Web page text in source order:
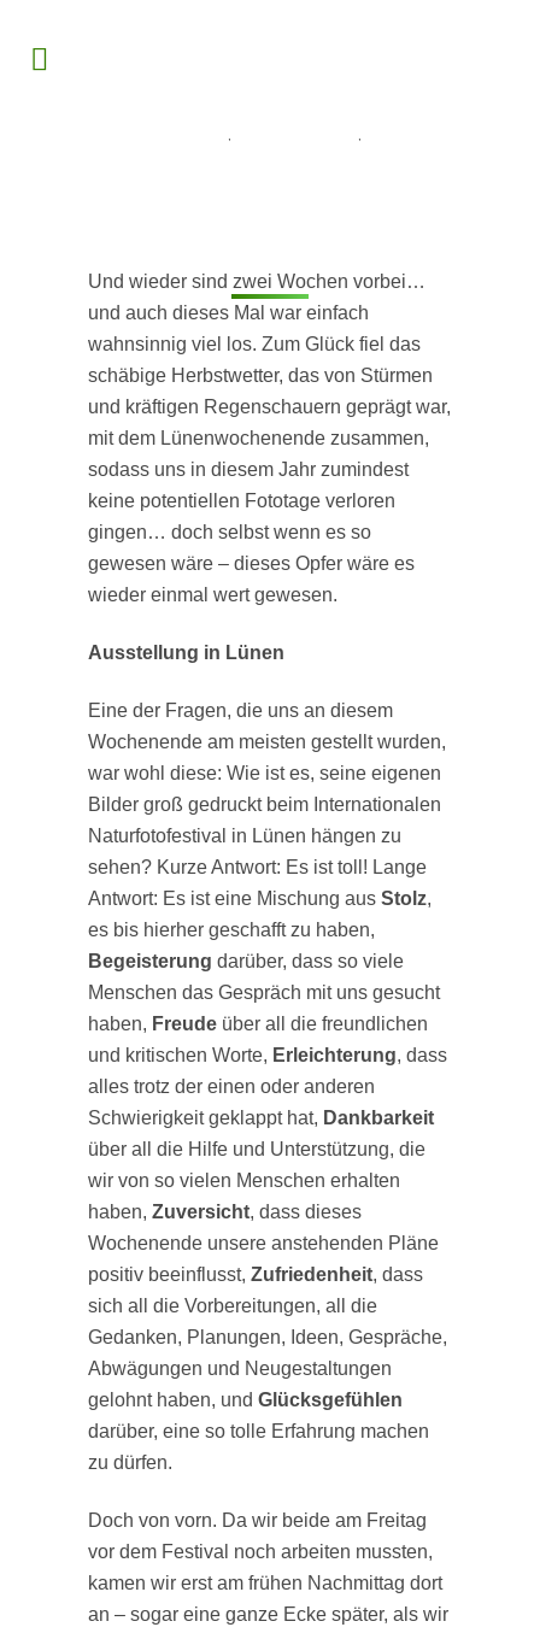
Und wieder sind zwei Wochen vorbei…
und auch dieses Mal war einfach
wahnsinnig viel los. Zum Glück fiel das
schäbige Herbstwetter, das von Stürmen
und kräftigen Regenschauern geprägt war,
mit dem Lünenwochenende zusammen,
sodass uns in diesem Jahr zumindest
keine potentiellen Fototage verloren
gingen… doch selbst wenn es so
gewesen wäre – dieses Opfer wäre es
wieder einmal wert gewesen.
Ausstellung in Lünen
Eine der Fragen, die uns an diesem
Wochenende am meisten gestellt wurden,
war wohl diese: Wie ist es, seine eigenen
Bilder groß gedruckt beim Internationalen
Naturfotofestival in Lünen hängen zu
sehen? Kurze Antwort: Es ist toll! Lange
Antwort: Es ist eine Mischung ausStolz,
es bis hierher geschafft zu haben,
Begeisterungdarüber, dass so viele
Menschen das Gespräch mit uns gesucht
haben, Freude über all die freundlichen
und kritischen Worte, Erleichterung, dass
alles trotz der einen oder anderen
Schwierigkeit geklappt hat, Dankbarkeit
über all die Hilfe und Unterstützung, die
wir von so vielen Menschen erhalten
haben,Zuversicht, dass dieses
Wochenende unsere anstehenden Pläne
positiv beeinflusst,Zufriedenheit, dass
sich all die Vorbereitungen, all die
Gedanken, Planungen, Ideen, Gespräche,
Abwägungen und Neugestaltungen
gelohnt haben, undGlücksgefühlen
darüber, eine so tolle Erfahrung machen
zu dürfen.
Doch von vorn. Da wir beide am Freitag
vor dem Festival noch arbeiten mussten,
kamen wir erst am frühen Nachmittag dort
an – sogar eine ganze Ecke später, als wir